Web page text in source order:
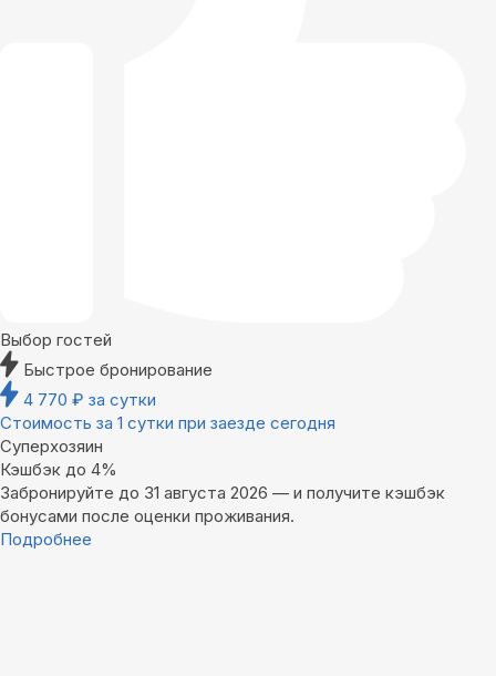
Выбор гостей
Быстрое бронирование
4 770 ₽ за сутки
Стоимость за 1 сутки при заезде сегодня
Суперхозяин
Кэшбэк до 4%
Забронируйте до 31 августа 2026 — и получите кэшбэк
бонусами после оценки проживания.
Подробнее